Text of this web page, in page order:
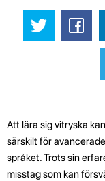
Att lära sig vitryska
särskilt för
språket. Trots sin
misstag som kan